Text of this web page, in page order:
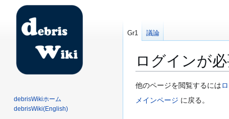
ログインが
ナ
ビ
検
索
他のページを閲覧するには
メインページ に戻る。
Gr1 議論
debrisWikiホーム
debrisWiki(English)